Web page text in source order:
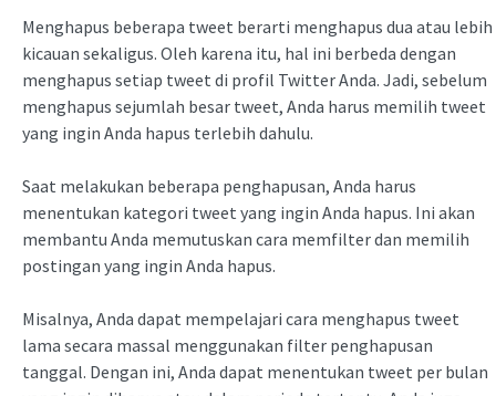
Menghapus beberapa tweet berarti menghapus dua atau lebih
kicauan sekaligus. Oleh karena itu, hal ini berbeda dengan
menghapus setiap tweet di profil Twitter Anda. Jadi, sebelum
menghapus sejumlah besar tweet, Anda harus memilih tweet
yang ingin Anda hapus terlebih dahulu.
Saat melakukan beberapa penghapusan, Anda harus
menentukan kategori tweet yang ingin Anda hapus. Ini akan
membantu Anda memutuskan cara memfilter dan memilih
postingan yang ingin Anda hapus.
Misalnya, Anda dapat mempelajari cara menghapus tweet
lama secara massal menggunakan filter penghapusan
tanggal. Dengan ini, Anda dapat menentukan tweet per bulan